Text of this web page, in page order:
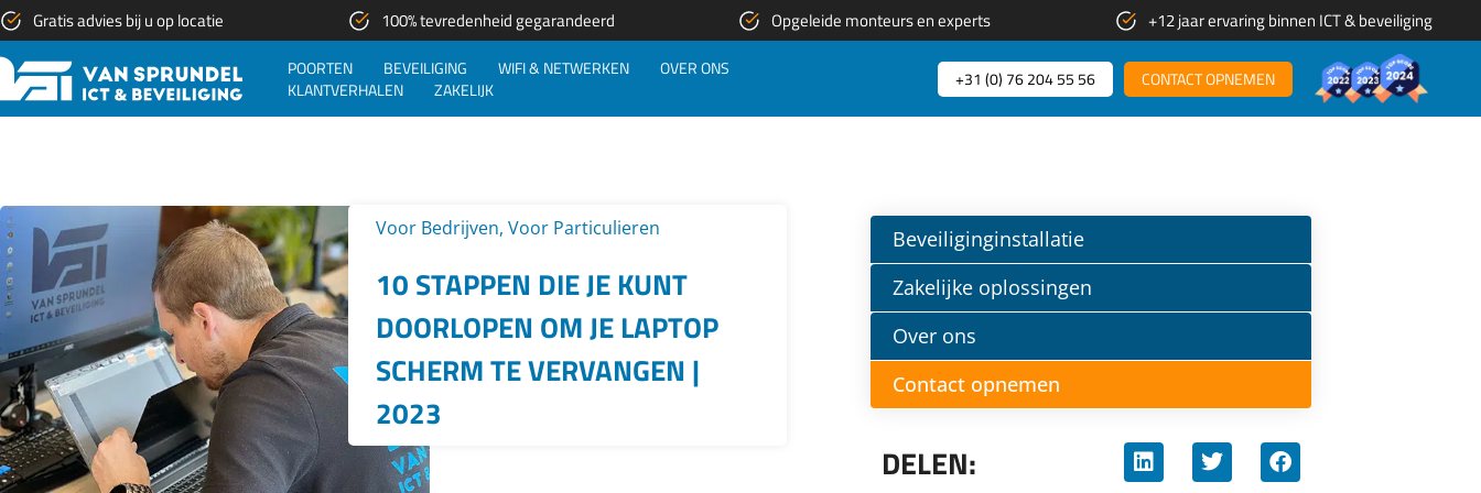
Gratis advies bij u op locatie 100% tevredenheid gegarandeerd Opgeleide monteurs en experts +12 jaar ervaring binnen ICT & beveiliging
POORTEN BEVEILIGING WIFI & NETWERKEN
OVER ONS
KLANTVERHALEN
ZAKELIJK +31 (0) 76 204 55 56​ CONTACT OPNEMEN
Voor Bedrijven, Voor Particulieren
10 STAPPEN DIE JE KUNT
DOORLOPEN OM JE LAPTOP
SCHERM TE VERVANGEN |
2023
Beveiliginginstallatie
Zakelijke oplossingen
Over ons
Contact opnemen
DELEN: